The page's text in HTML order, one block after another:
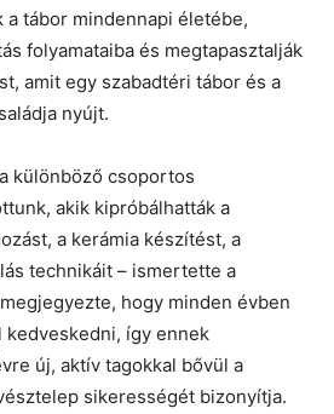
tábor mindennapi életébe,
folyamataiba és megtapasztalják
amit egy szabadtéri tábor és a
nyújt.
különböző csoportos
akik kipróbálhatták a
a kerámia készítést, a
technikáit – ismertette a
hogy minden évben
kedveskedni, így ennek
új, aktív tagokkal bővül a
sikerességét bizonyítja.